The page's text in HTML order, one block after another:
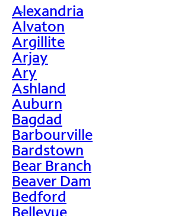
>
Alexandria
Alvaton
Argillite
Arjay
Ary
Ashland
Auburn
Bagdad
Barbourville
Bardstown
Bear Branch
Beaver Dam
Bedford
Bellevue